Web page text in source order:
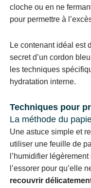
cloche ou en ne
pour permettre à
Le contenant idéal est
secret d’un cordon
les techniques
hydratation interne.
Techniques pour
La méthode du
Une astuce simple et
utiliser une feuille de
l’humidifier
l’essorer pour qu’elle
recouvrir